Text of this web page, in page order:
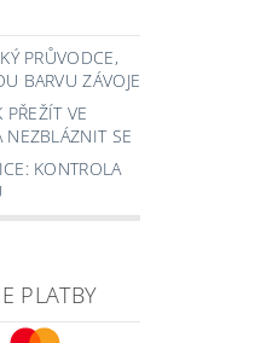
PRŮVODCE,
BARVU ZÁVOJE
VE
NEZBLÁZNIT SE
KONTROLA
PLATBY